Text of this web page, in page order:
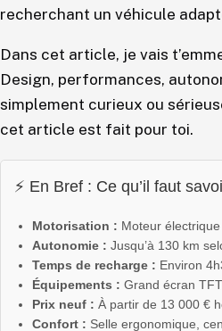
recherchant un véhicule
Dans cet article, je vais
Design, performances,
simplement curieux ou
cet article est fait pour toi.
⚡ En Bref : Ce qu’il faut
Motorisation : Moteur
Autonomie : Jusqu’à 130 km
Temps de recharge : Environ
Équipements : Grand écran
Prix neuf : À partir de 13 000 €
Confort : Selle ergonomique,